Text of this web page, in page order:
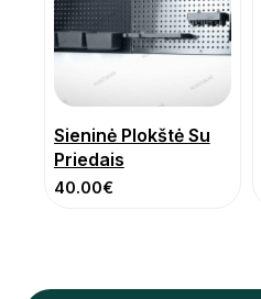
Sieninė Plokštė Su
Priedais
40.00€